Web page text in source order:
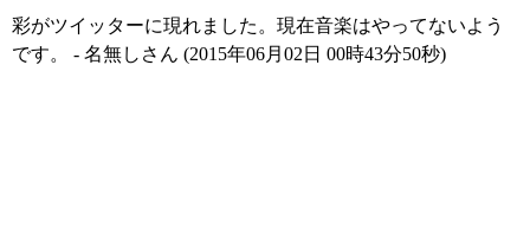
彩がツイッターに現れました。現在音楽はやってないよう
です。 - 名無しさん (2015年06月02日 00時43分50秒)